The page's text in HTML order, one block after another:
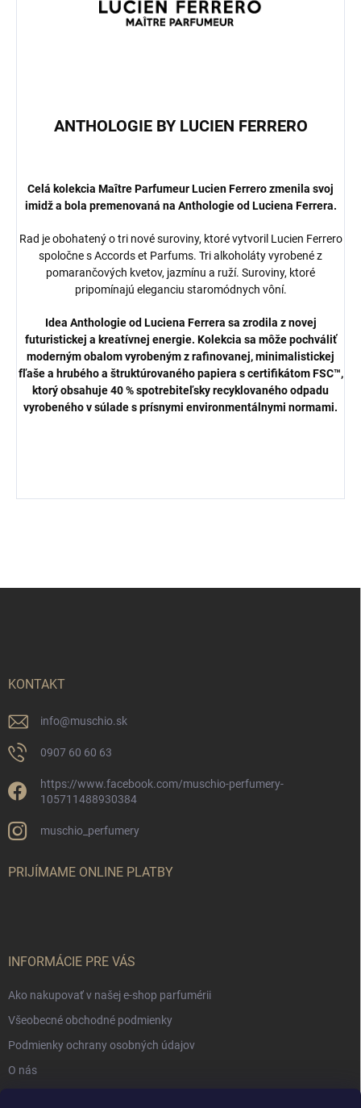
ANTHOLOGIE BY LUCIEN FERRERO
Celá kolekcia Maître Parfumeur Lucien Ferrero zmenila svoj
imidž a bola premenovaná na Anthologie od Luciena Ferrera.
Rad je obohatený o tri nové suroviny, ktoré vytvoril Lucien Ferrero
spoločne s Accords et Parfums. Tri alkoholáty vyrobené z
pomarančových kvetov, jazmínu a ruží. Suroviny, ktoré
pripomínajú eleganciu staromódnych vôní.
Idea Anthologie od Luciena Ferrera sa zrodila z novej
futuristickej a kreatívnej energie. Kolekcia sa môže pochváliť
moderným obalom vyrobeným z rafinovanej, minimalistickej
fľaše a hrubého a štruktúrovaného papiera s certifikátom FSC™,
ktorý obsahuje 40 % spotrebiteľsky recyklovaného odpadu
vyrobeného v súlade s prísnymi environmentálnymi normami.
KONTAKT
info@muschio.sk
0907 60 60 63
https://www.facebook.com/muschio-perfumery-
105711488930384
muschio_perfumery
PRIJÍMAME ONLINE PLATBY
INFORMÁCIE PRE VÁS
Ako nakupovať v našej e-shop parfumérii
Všeobecné obchodné podmienky
Podmienky ochrany osobných údajov
O nás